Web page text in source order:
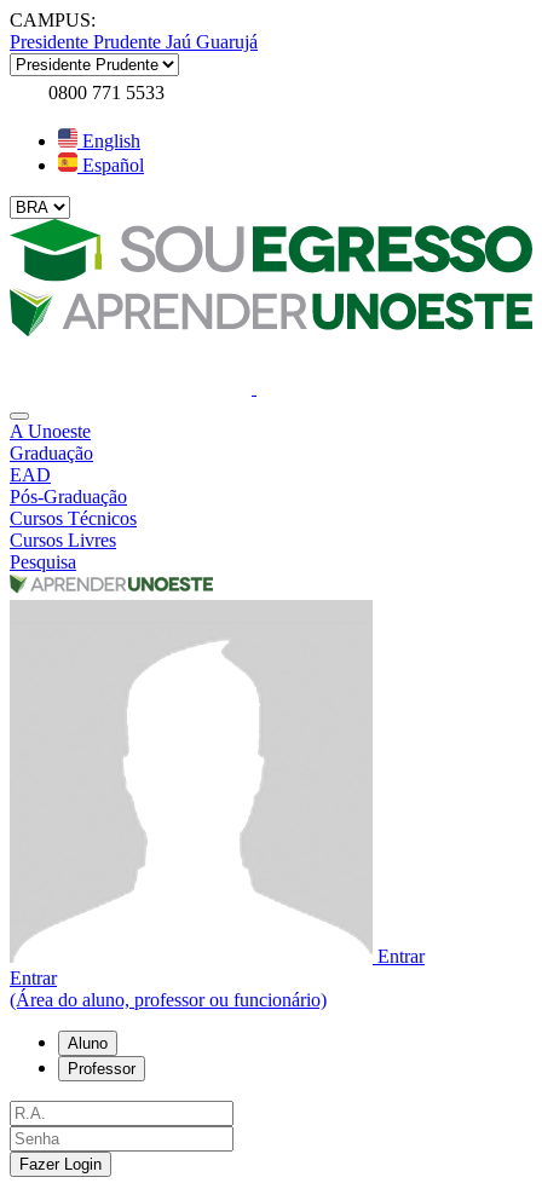
CAMPUS:
Presidente Prudente Jaú Guarujá
0800 771 5533
English
Español
A Unoeste
Graduação
EAD
Pós-Graduação
Cursos Técnicos
Cursos Livres
Pesquisa
Entrar
Entrar
(Área do aluno, professor ou funcionário)
Aluno
Professor
Fazer Login